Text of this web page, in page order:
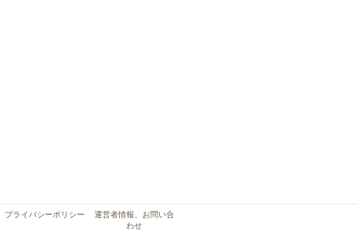
プライバシーポリシー
運営者情報、お問い合
わせ